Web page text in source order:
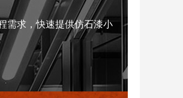
需求，快速提供仿石漆小